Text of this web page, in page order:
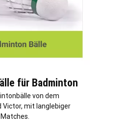
für Badminton
von dem
Victor, mit langlebiger